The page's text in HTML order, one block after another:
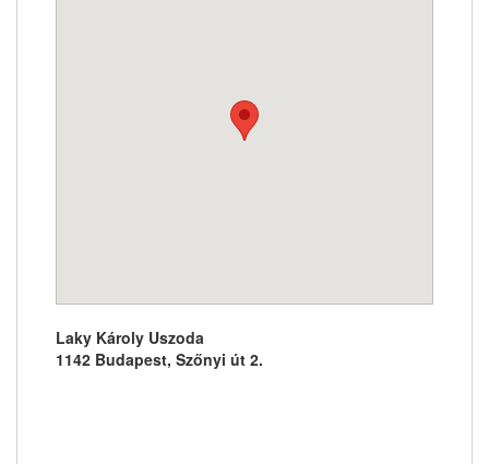
Laky Károly Uszoda
1142 Budapest, Szőnyi út 2.